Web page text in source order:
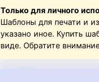
Только для личного
Шаблоны для печати и
указано иное. Купить
виде. Обратите